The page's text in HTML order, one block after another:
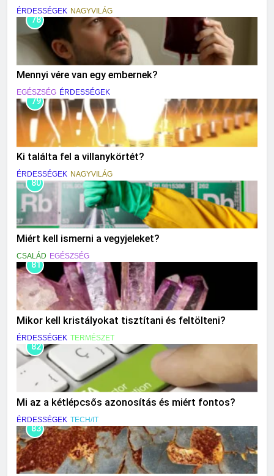
ÉRDESSÉGEK NAGYVILÁG
78
Mennyi vére van egy embernek?
EGÉSZSÉG ÉRDESSÉGEK
79
Ki találta fel a villanykörtét?
ÉRDESSÉGEK NAGYVILÁG
80
Miért kell ismerni a vegyjeleket?
CSALÁD EGÉSZSÉG
81
Mikor kell kristályokat tisztítani és feltölteni?
ÉRDESSÉGEK TERMÉSZET
82
Mi az a kétlépcsős azonosítás és miért fontos?
ÉRDESSÉGEK TECH/IT
83